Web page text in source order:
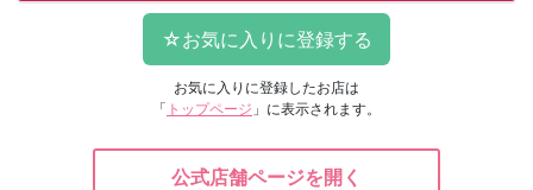
お気に入りに登録したお店は
「 トップページ 」に表示されます。
公式店舗ページを開く